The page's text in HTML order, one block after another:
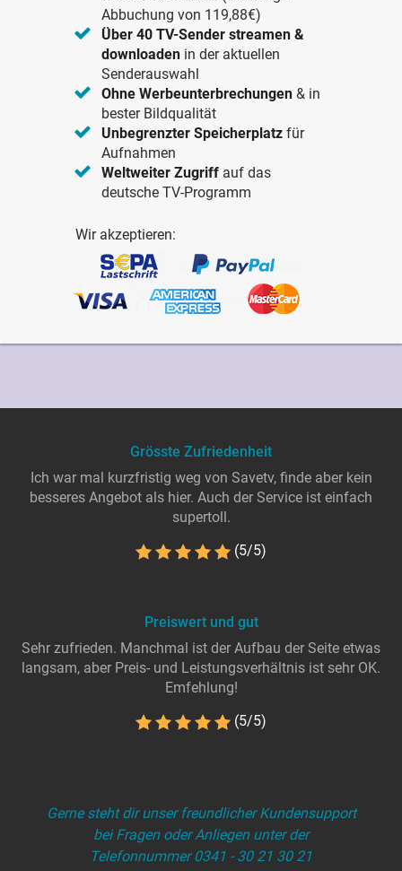
Abbuchung von 119,88€)
Über 40 TV-Sender streamen &
downloaden in der aktuellen
Senderauswahl
Ohne Werbeunterbrechungen & in
bester Bildqualität
Unbegrenzter Speicherplatz für
Aufnahmen
Weltweiter Zugriff auf das
deutsche TV-Programm
Wir akzeptieren:
Grösste Zufriedenheit
Ich war mal kurzfristig weg von Savetv, finde aber kein
besseres Angebot als hier. Auch der Service ist einfach
supertoll.
(5/5)
Preiswert und gut
Sehr zufrieden. Manchmal ist der Aufbau der Seite etwas
langsam, aber Preis- und Leistungsverhältnis ist sehr OK.
Emfehlung!
(5/5)
Gerne steht dir unser freundlicher Kundensupport
bei Fragen oder Anliegen unter der
Telefonnummer 0341 - 30 21 30 21